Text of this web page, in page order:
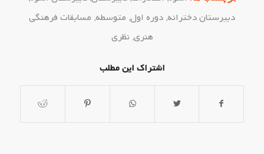
دبیرستان دخترانه, دوره اول, متوسطه, مسابقات فرهنگی
هنری, نظری
اشتراک این مطلب